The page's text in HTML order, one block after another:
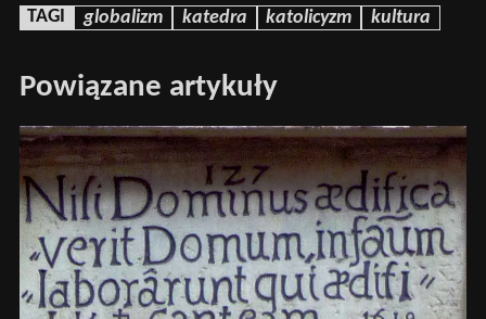
TAGI globalizm katedra katolicyzm kultura
Powiązane artykuły